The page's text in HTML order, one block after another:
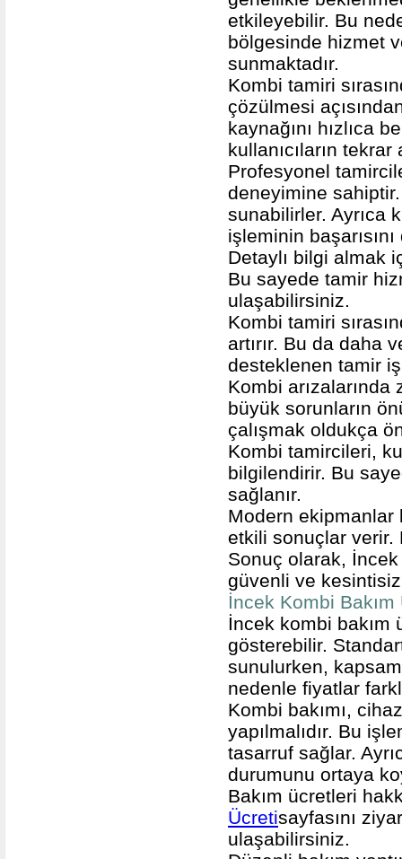
etkileyebilir. Bu
bölgesinde hizmet
sunmaktadır.
Kombi tamiri
çözülmesi
kaynağını hızlıca
kullanıcıların
Profesyonel
deneyimine
sunabilirler. Ayrıca
işleminin
Detaylı bilgi almak
Bu sayede tamir
ulaşabilirsiniz.
Kombi tamiri
artırır. Bu da daha
desteklenen tamir
Kombi
büyük sorunların
çalışmak oldukça
Kombi tamircileri,
bilgilendirir. Bu
sağlanır.
Modern ekipmanlar
etkili sonuçlar verir.
Sonuç olarak,
güvenli ve
İncek Kombi Bakım
İncek kombi bakım
gösterebilir.
sunulurken,
nedenle fiyatlar
Kombi bakımı,
yapılmalıdır. Bu
tasarruf sağlar.
durumunu ortaya
Bakım ücretleri
Ücretisayfasını
ulaşabilirsiniz.